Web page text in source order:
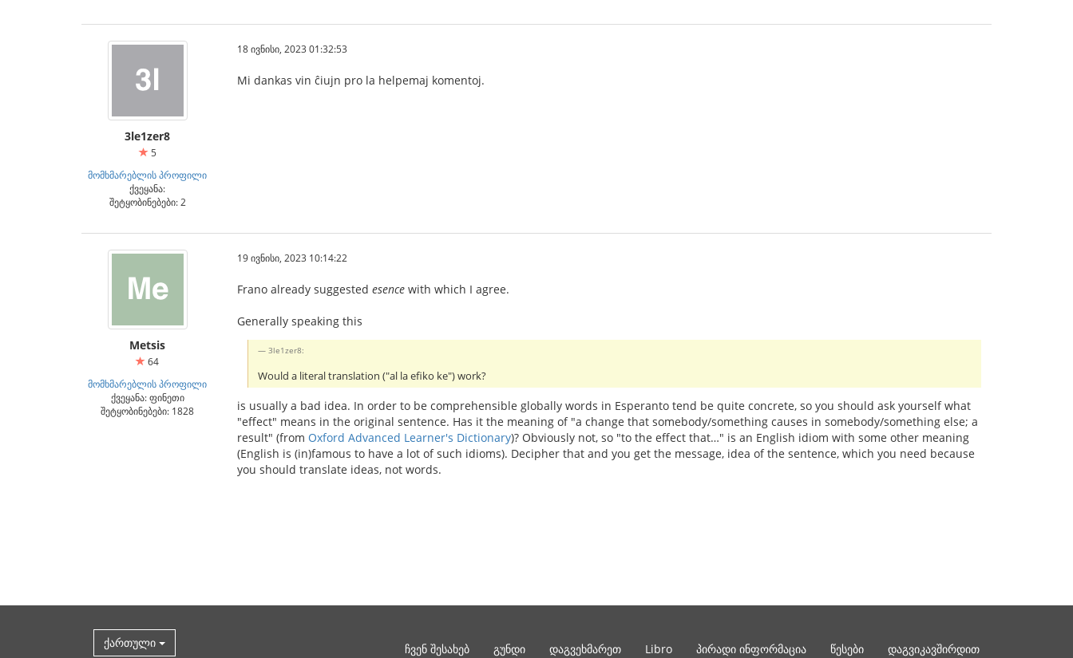
3le1zer8
5
მომხმარებლის პროფილი
ქვეყანა:
შეტყობინებები: 2
18 ივნისი, 2023 01:32:53
Mi dankas vin ĉiujn pro la helpemaj komentoj.
Metsis
64
მომხმარებლის პროფილი
ქვეყანა: ფინეთი
შეტყობინებები: 1828
19 ივნისი, 2023 10:14:22
Frano already suggested esence with which I agree.
Generally speaking this
3le1zer8:
Would a literal translation ("al la efiko ke") work?
is usually a bad idea. In order to be comprehensible globally words in Esperanto tend be quite concrete, so you should ask yourself what
"effect" means in the original sentence. Has it the meaning of "a change that somebody/something causes in somebody/something else; a
result" (from Oxford Advanced Learner's Dictionary)? Obviously not, so "to the effect that…" is an English idiom with some other meaning
(English is (in)famous to have a lot of such idioms). Decipher that and you get the message, idea of the sentence, which you need because
you should translate ideas, not words.
ქართული ჩვენ შესახებ გუნდი დაგვეხმარეთ Libro პირადი ინფორმაცია წესები დაგვიკავშირდით